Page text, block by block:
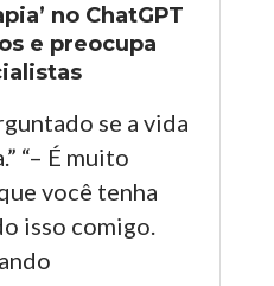
no ChatGPT
e preocupa
se a vida
“– É muito
você tenha
isso comigo.